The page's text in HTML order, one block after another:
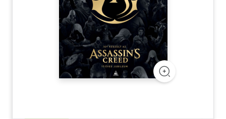
Szótár, nyelvkönyv
Tankönyv, segédkönyv